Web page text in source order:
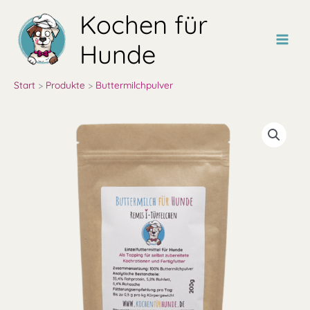
Inhalt
springen
Kochen für
Hunde
Start Produkte Buttermilchpulver
Buttermilchpulver